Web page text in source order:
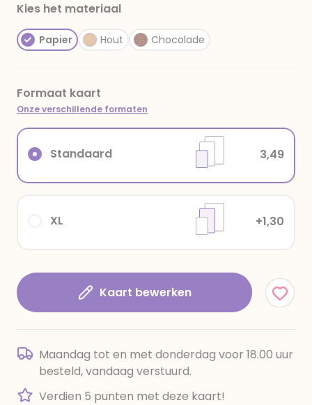
Kies het materiaal
Papier Hout Chocolade
Formaat kaart
Onze verschillende formaten
XL +1,30
Standaard 3,49
Kaart bewerken
Maandag tot en met donderdag voor 18.00 uur
besteld, vandaag verstuurd.
Verdien 5 punten met deze kaart!